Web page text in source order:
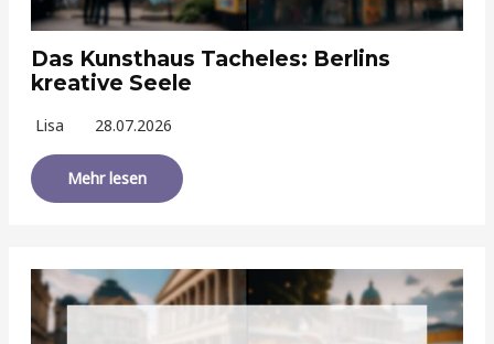
Das Kunsthaus Tacheles: Berlins
kreative Seele
Lisa 28.07.2026
Mehr lesen